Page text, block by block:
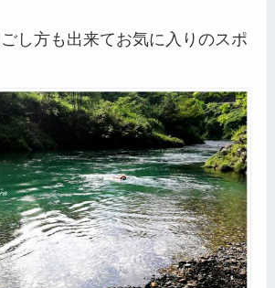
し方も出来てお気に入りのスポ